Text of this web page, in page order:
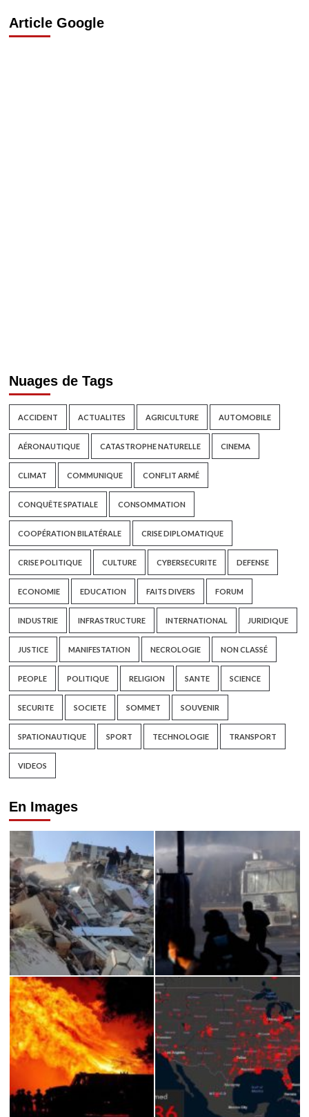
Article Google
Nuages de Tags
ACCIDENT ACTUALITES AGRICULTURE AUTOMOBILE
AÉRONAUTIQUE CATASTROPHE NATURELLE CINEMA
CLIMAT COMMUNIQUE CONFLIT ARMÉ
CONQUÊTE SPATIALE CONSOMMATION
COOPÉRATION BILATÉRALE CRISE DIPLOMATIQUE
CRISE POLITIQUE CULTURE CYBERSECURITE DEFENSE
ECONOMIE EDUCATION FAITS DIVERS FORUM
INDUSTRIE INFRASTRUCTURE INTERNATIONAL JURIDIQUE
JUSTICE MANIFESTATION NECROLOGIE NON CLASSÉ
PEOPLE POLITIQUE RELIGION SANTE SCIENCE
SECURITE SOCIETE SOMMET SOUVENIR
SPATIONAUTIQUE SPORT TECHNOLOGIE TRANSPORT
VIDEOS
En Images